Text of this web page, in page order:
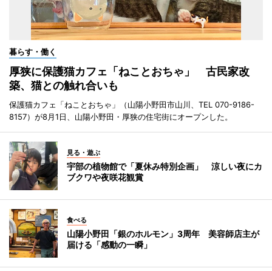
暮らす・働く
厚狭に保護猫カフェ「ねことおちゃ」 古民家改
築、猫との触れ合いも
保護猫カフェ「ねことおちゃ」（山陽小野田市山川、TEL 070-9186-
8157）が8月1日、山陽小野田・厚狭の住宅街にオープンした。
見る・遊ぶ
宇部の植物館で「夏休み特別企画」 涼しい夜にカ
ブクワや夜咲花観賞
食べる
山陽小野田「銀のホルモン」3周年 美容師店主が
届ける「感動の一瞬」